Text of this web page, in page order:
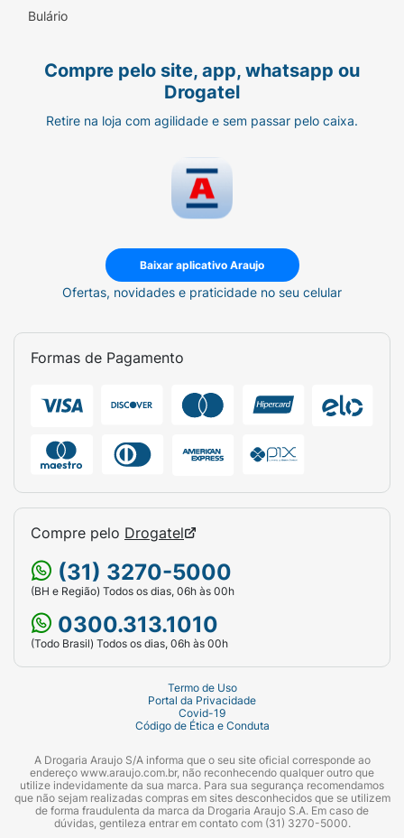
Bulário
Compre pelo site, app, whatsapp ou
Drogatel
Retire na loja com agilidade e sem passar pelo caixa.
Baixar aplicativo Araujo
Ofertas, novidades e praticidade no seu celular
Formas de Pagamento
Compre pelo Drogatel
(31) 3270-5000
(BH e Região) Todos os dias, 06h às 00h
0300.313.1010
(Todo Brasil) Todos os dias, 06h às 00h
Termo de Uso
Portal da Privacidade
Covid-19
Código de Ética e Conduta
A Drogaria Araujo S/A informa que o seu site oficial corresponde ao
endereço www.araujo.com.br, não reconhecendo qualquer outro que
utilize indevidamente da sua marca. Para sua segurança recomendamos
que não sejam realizadas compras em sites desconhecidos que se utilizem
de forma fraudulenta da marca da Drogaria Araujo S.A. Em caso de
dúvidas, gentileza entrar em contato com (31) 3270-5000.